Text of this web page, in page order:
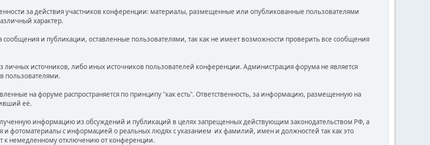
за действия участников конференции: материалы, размещенные или опубликованные пользователями
характер.
сообщения и публикации, оставленные пользователями, так как не имеет возможности проверить все сообщения
личных источников, либо иных источников пользователей конференции. Администрация форума не является
пользователями.
на форуме распространяется по принципу "как есть". Ответственность, за информацию, размещенную на
её.
информацию из обсуждений и публикаций в целях запрещенных действующим законодательством РФ, а
и фотоматериалы с информацией о реальных людях с указанием их фамилий, имен и должностей так как это
к немедленному отключению от конференции.